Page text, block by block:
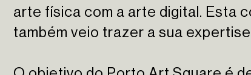
arte física com a arte digital. Esta
também veio trazer a sua